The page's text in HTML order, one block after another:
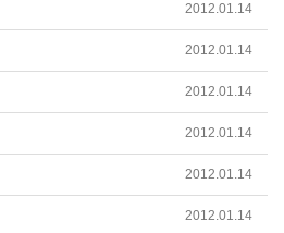
2012.01.14
2012.01.14
2012.01.14
2012.01.14
2012.01.14
2012.01.14